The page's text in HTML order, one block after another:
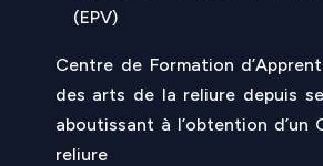
(EPV)
Centre de Formation
des arts de la reliure depuis
aboutissant à l’obtention d’un
reliure